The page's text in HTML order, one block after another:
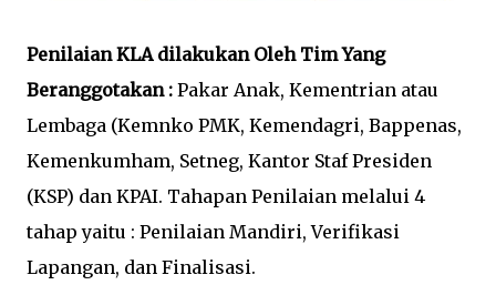
Penilaian KLA dilakukan Oleh Tim Yang
Beranggotakan : Pakar Anak, Kementrian atau
Lembaga (Kemnko PMK, Kemendagri, Bappenas,
Kemenkumham, Setneg, Kantor Staf Presiden
(KSP) dan KPAI. Tahapan Penilaian melalui 4
tahap yaitu : Penilaian Mandiri, Verifikasi
Lapangan, dan Finalisasi.